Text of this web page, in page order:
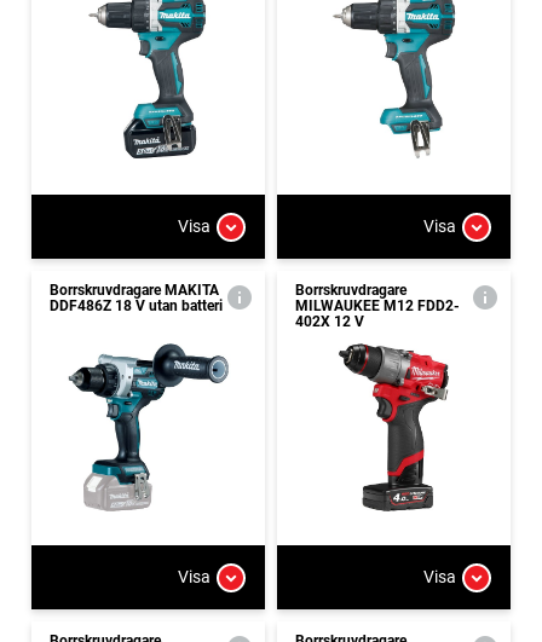
Visa Visa
Borrskruvdragare MAKITA
DDF486Z 18 V utan batteri
Visa
Borrskruvdragare
MILWAUKEE M12 FDD2-
402X 12 V
Visa